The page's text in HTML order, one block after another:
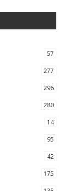
57
277
296
280
14
95
42
175